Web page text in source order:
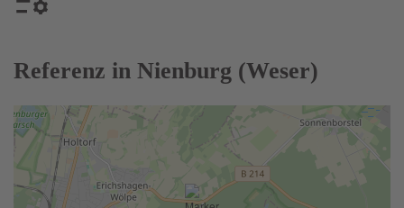
Referenz in Nienburg (Weser)